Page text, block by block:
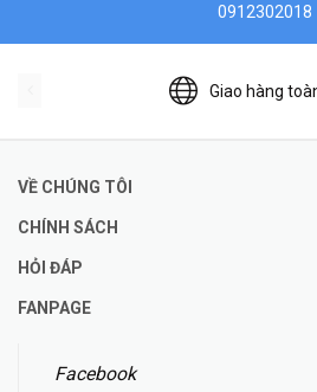
0912302018
Giao hàng
VỀ CHÚNG TÔI
CHÍNH SÁCH
HỎI ĐÁP
FANPAGE
Facebook